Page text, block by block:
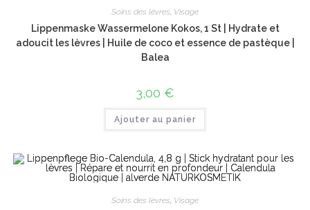
Soins des lèvres Visage
Lippenmaske Wassermelone Kokos, 1 St | Hydrate et
adoucit les lèvres | Huile de coco et essence de pastèque |
Balea
3,00 €
Ajouter au panier
Soins des lèvres, Visage